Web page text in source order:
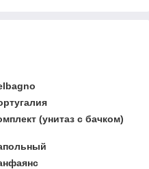
(унитаз с бачком)